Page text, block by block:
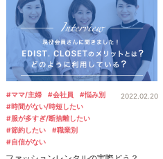
#ママ/主婦 #会社員
#悩み別
#時間がない/時短したい
#服が多すぎ/断捨離したい
#節約したい
#職業別
#自信がない
2022.02.20